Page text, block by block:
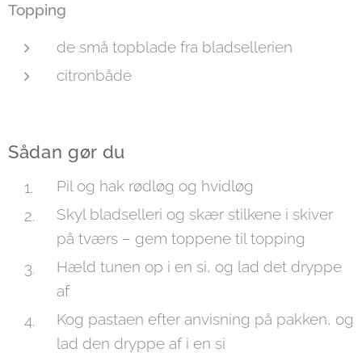
Topping
de små topblade fra bladsellerien
citronbåde
Sådan gør du
Pil og hak rødløg og hvidløg
Skyl bladselleri og skær stilkene i skiver
på tværs – gem toppene til topping
Hæld tunen op i en si, og lad det dryppe
af
Kog pastaen efter anvisning på pakken, og
lad den dryppe af i en si